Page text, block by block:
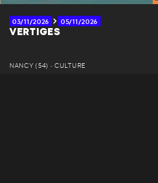
03/11/2026 05/11/2026
VERTIGES
NANCY (54) • CULTURE